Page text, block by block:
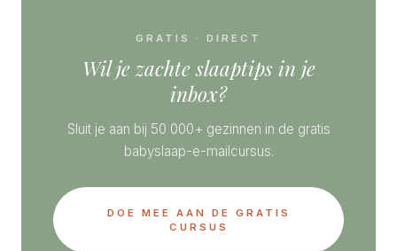
GRATIS · DIRECT
Wil je zachte slaaptips in je
inbox?
Sluit je aan bij 50 000+ gezinnen in de gratis
babyslaap-e-mailcursus.
DOE MEE AAN DE GRATIS
CURSUS